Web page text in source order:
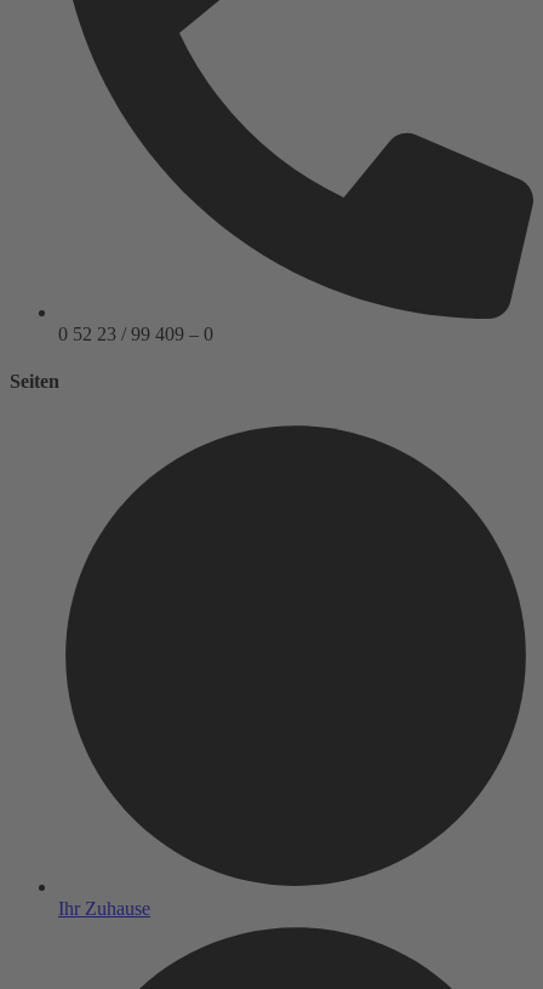
0 52 23 / 99 409 – 0
Seiten
Ihr Zuhause